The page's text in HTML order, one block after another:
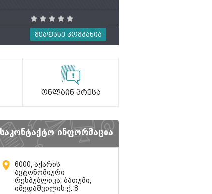
Შეაფასე Კომპანია
Ონლაინ Პრესა
საკონტაქტო ინფორმაცია
6000, აჭარის
ავტონომიური
რესპუბლიკა, ბათუმი,
იმედაშვილის ქ. 8